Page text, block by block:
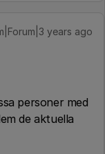
years ago
personer med
de aktuella